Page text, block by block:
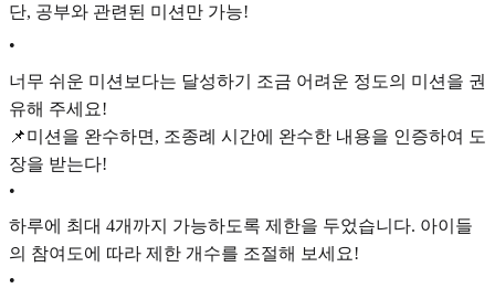
단, 공부와 관련된 미션만 가능!
•
너무 쉬운 미션보다는 달성하기 조금 어려운 정도의 미션을 권
유해 주세요!
📌미션을 완수하면, 조종례 시간에 완수한 내용을 인증하여 도
장을 받는다!
•
하루에 최대 4개까지 가능하도록 제한을 두었습니다. 아이들
의 참여도에 따라 제한 개수를 조절해 보세요!
•